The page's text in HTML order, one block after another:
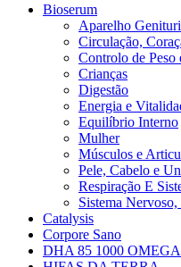
Bioserum
Aparelho
Circulação,
Controlo de Peso
Crianças
Digestão
Energia e
Equilíbrio Interno
Mulher
Músculos e
Pele, Cabelo e
Respiração E
Sistema
Catalysis
Corpore Sano
DHA 85 1000